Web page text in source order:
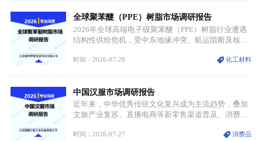
贯穿传统工业、高端制造、军工、新能源等多个核心
产业，成为现代工业体系中不可或缺的基础材料。
全球聚苯醚（PPE）树脂市场调研报告
2026年全球高端电子级聚苯醚（PPE）树脂行业遭遇
结构性供给危机，受中东地缘冲突、航运阻断及核心
停产，行业长期维持寡头垄断的供应链格局彻底瓦
价无市”的供给真空，并沿高频覆铜板、PCB电路板向
AI服务器、5G基站等高端电子终端持续传导，全产业
链生产、成本、交付均承受巨大压力。
时间：2026-07-28 化工材料
中国汉服市场调研报告
近年来，中华优秀传统文化复兴成为主流趋势，叠加
文旅产业复苏、直播电商等新零售渠道普及、消费群
服不再局限于传统节日、古风活动等小众场景，逐步
时间：2026-07-27 消费品